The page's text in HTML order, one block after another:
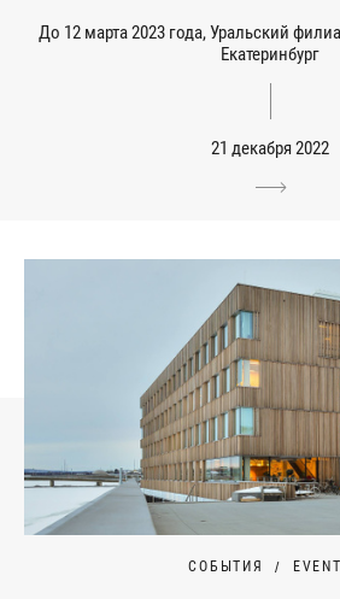
До 12 марта 2023 года, Уральский
Екатеринбург
21 декабря 2022
СОБЫТИЯ